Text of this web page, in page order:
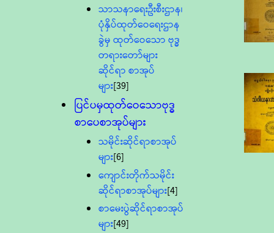
သာသနာရေးဦးစီးဌာန၊
ပုံနှိပ်ထုတ်ဝေရေးဌာန
ခွဲမှ ထုတ်ဝေသော ဗုဒ္ဓ
တရားတော်များ
ဆိုင်ရာ စာအုပ်
များ[39]
ပြင်ပမှထုတ်ဝေသောဗုဒ္ဓ
စာပေစာအုပ်များ
သမိုင်းဆိုင်ရာစာအုပ်
များ[6]
ကျောင်းတိုက်သမိုင်း
ဆိုင်ရာစာအုပ်များ[4]
စာမေးပွဲဆိုင်ရာစာအုပ်
များ[49]